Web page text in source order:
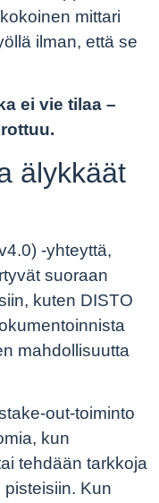
mittari
ilman, että se
ei vie tilaa –
älykkäät
-yhteyttä,
suoraan
kuten DISTO
mahdollisuutta
out-toiminto
kun
tehdään tarkkoja
Kun